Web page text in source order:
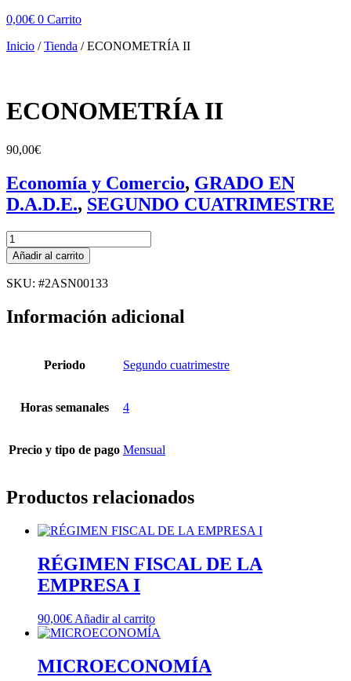
0,00€ 0 Carrito
Inicio /Tienda /ECONOMETRÍA II
ECONOMETRÍA II
90,00€
Economía y Comercio, GRADO EN
D.A.D.E., SEGUNDO CUATRIMESTRE
ECONOMETRÍA
II
cantidad
Añadir al carrito
SKU: #2ASN00133
Información adicional
Periodo Segundo cuatrimestre
Horas semanales 4
Precio y tipo de pago Mensual
Productos relacionados
RÉGIMEN FISCAL DE LA
EMPRESA I
90,00€ Añadir al carrito
MICROECONOMÍA